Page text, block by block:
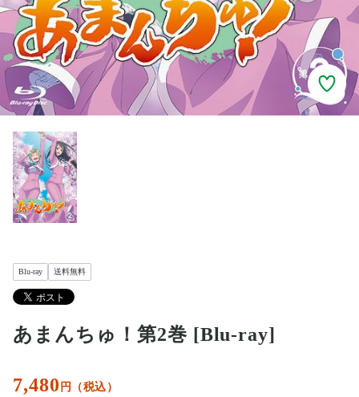
Blu-ray 送料無料
あまんちゅ！第2巻 [Blu-ray]
7,480 円（税込）